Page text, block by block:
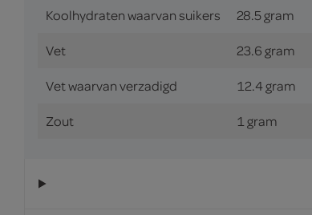
Koolhydraten waarvan suikers 28.5 gram
Vet 23.6 gram
Vet waarvan verzadigd 12.4 gram
Zout 1 gram